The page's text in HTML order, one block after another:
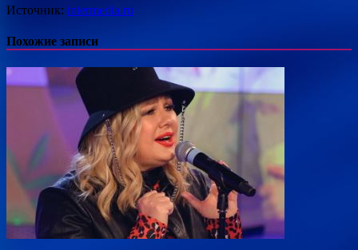
Источник: intermedia.ru
Похожие записи